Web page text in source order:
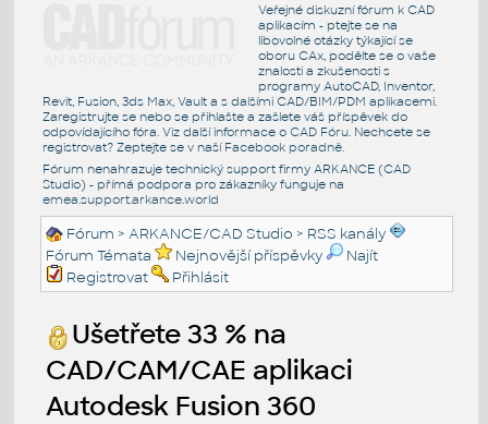
Veřejné diskuzní fórum k CAD
aplikacím - ptejte se na
libovolné otázky týkající se
oboru CAx, podělte se o vaše
znalosti a zkušenosti s
programy AutoCAD, Inventor,
Revit, Fusion, 3ds Max, Vault a s dalšími CAD/BIM/PDM aplikacemi.
Zaregistrujte se nebo se přihlašte a zašlete váš příspěvek do
odpovídajícího fóra. Viz další informace o CAD Fóru. Nechcete se
registrovat? Zeptejte se v naší Facebook poradně.
Fórum nenahrazuje technický support firmy ARKANCE (CAD
Studio) - přímá podpora pro zákazníky funguje na
emea.support.arkance.world
Fórum >ARKANCE/CAD Studio > RSS kanály
Fórum Témata
Nejnovější příspěvky
Najít
Registrovat
Přihlásit
Ušetřete 33 % na
CAD/CAM/CAE aplikaci
Autodesk Fusion 360